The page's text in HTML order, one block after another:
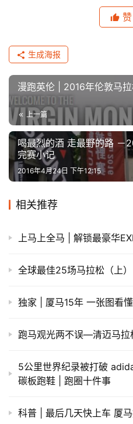
赞
生成海报
漫跑英伦 | 2016年伦敦马
上一篇
喝最烈的酒 走最野的路 －
完赛小记
2016年4月24日 下午12:15
相关推荐
上马上全马 | 解锁最豪华
全球最佳25场马拉松（上）
独家 | 厦马15年 一张图看
跑马观光两不误—清迈马拉
5公里世界纪录被打破
碳板跑鞋 | 跑圈十件事
科普 | 最后几天快上车 厦